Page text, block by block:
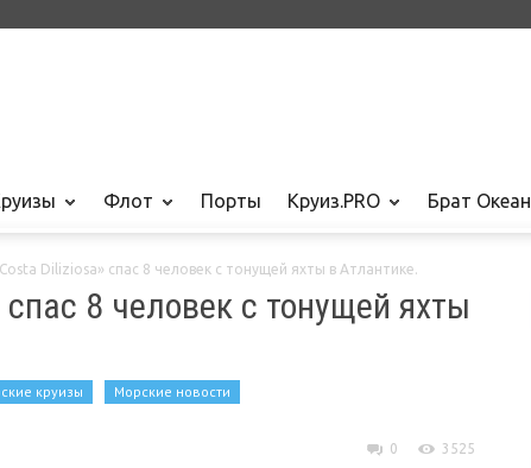
Флот Порты Круиз.PRO Брат Океан
Diliziosa» спас 8 человек с тонущей яхты в Атлантике.
8 человек с тонущей яхты
круизы
Морские новости
0 3525